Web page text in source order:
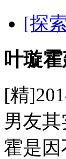
[探
叶璇
[精
男友
霍是